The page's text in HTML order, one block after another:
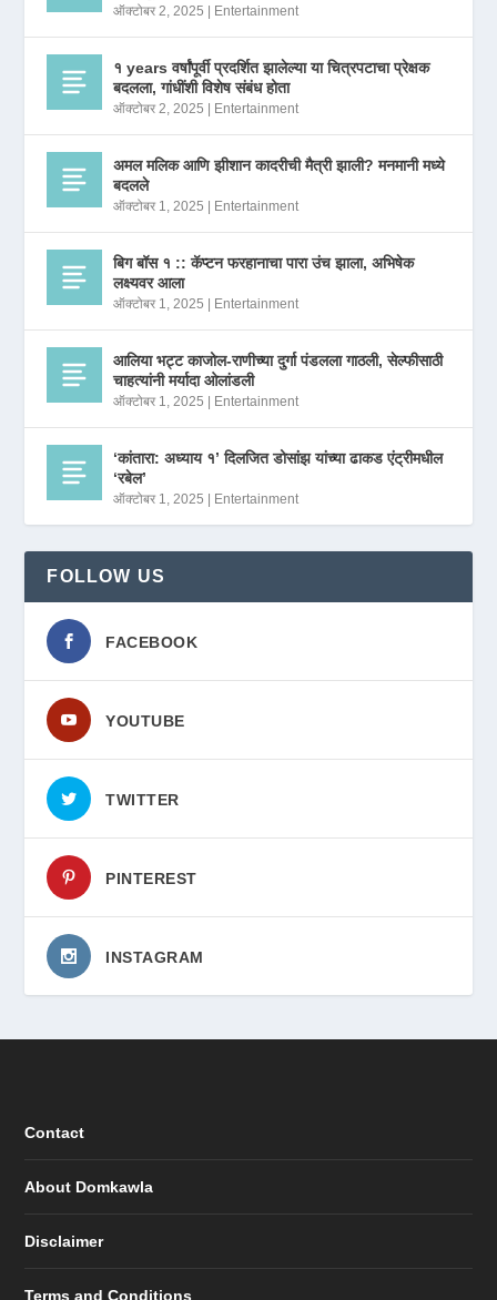
ऑक्टोबर 2, 2025 | Entertainment
१ years वर्षांपूर्वी प्रदर्शित झालेल्या या चित्रपटाचा प्रेक्षक
बदलला, गांधींशी विशेष संबंध होता
ऑक्टोबर 2, 2025 | Entertainment
अमल मलिक आणि झीशान कादरीची मैत्री झाली? मनमानी मध्ये
बदलले
ऑक्टोबर 1, 2025 | Entertainment
बिग बॉस १ :: कॅप्टन फरहानाचा पारा उंच झाला, अभिषेक
लक्ष्यवर आला
ऑक्टोबर 1, 2025 | Entertainment
आलिया भट्ट काजोल-राणीच्या दुर्गा पंडलला गाठली, सेल्फीसाठी
चाहत्यांनी मर्यादा ओलांडली
ऑक्टोबर 1, 2025 | Entertainment
‘कांतारा: अध्याय १’ दिलजित डोसांझ यांच्या ढाकड एंट्रीमधील
‘रबेल’
ऑक्टोबर 1, 2025 | Entertainment
FOLLOW US
FACEBOOK
YOUTUBE
TWITTER
PINTEREST
INSTAGRAM
Contact
About Domkawla
Disclaimer
Terms and Conditions